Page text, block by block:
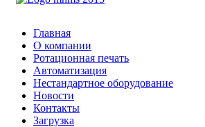
Главная
О компании
Ротационная печать
Автоматизация
Нестандартное оборудование
Новости
Контакты
Загрузка